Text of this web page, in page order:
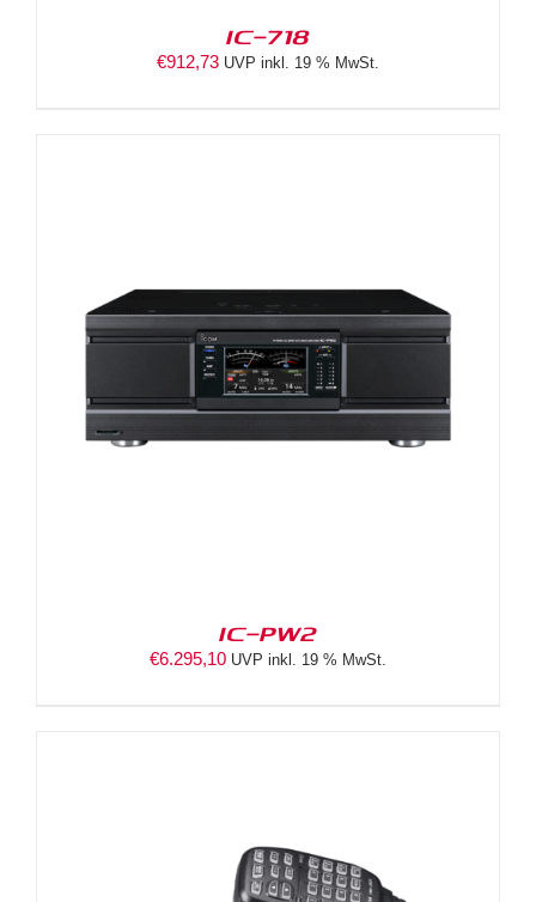
IC-718
€912,73 UVP inkl. 19 % MwSt.
IC-PW2
€6.295,10 UVP inkl. 19 % MwSt.